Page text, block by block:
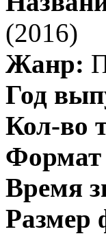
(2016)
Жанр:
Год
Кол-во
Формат
Время
Размер